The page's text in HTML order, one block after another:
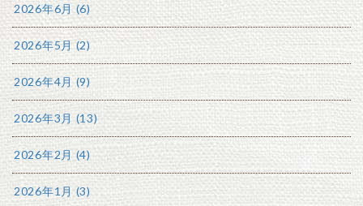
2026年6月 (6)
2026年5月 (2)
2026年4月 (9)
2026年3月 (13)
2026年2月 (4)
2026年1月 (3)